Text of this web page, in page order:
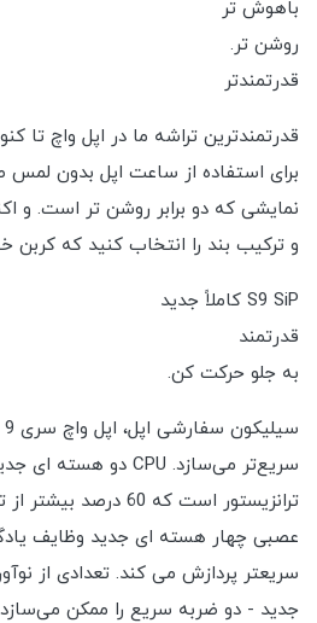
باهوش تر
روشن تر.
قدرتمندتر
قدرتمندترین تراشه ما در اپل واچ
برای استفاده از ساعت اپل بدون
نمایشی که دو برابر روشن تر است. و
و ترکیب بند را انتخاب کنید که کربن
S9 SiP کاملاً جدید
قدرتمند
به جلو حرکت کن.
عصبی چهار هسته ای جدید وظایف
سریعتر پردازش می کند. تعدادی از
جدید - دو ضربه سریع را ممکن